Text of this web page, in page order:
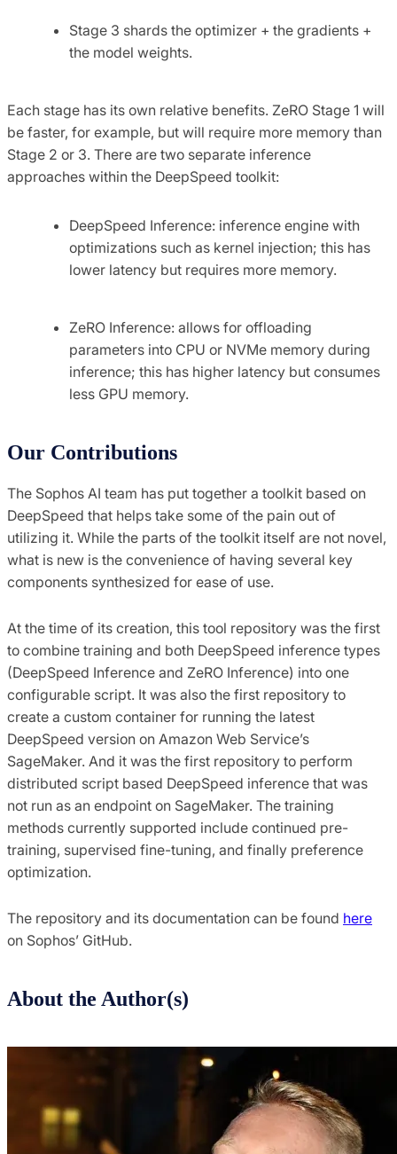
Stage 3 shards the optimizer + the gradients +
the model weights.
Each stage has its own relative benefits. ZeRO Stage 1 will
be faster, for example, but will require more memory than
Stage 2 or 3. There are two separate inference
approaches within the DeepSpeed toolkit:
DeepSpeed Inference: inference engine with
optimizations such as kernel injection; this has
lower latency but requires more memory.
ZeRO Inference: allows for offloading
parameters into CPU or NVMe memory during
inference; this has higher latency but consumes
less GPU memory.
Our Contributions
The Sophos AI team has put together a toolkit based on
DeepSpeed that helps take some of the pain out of
utilizing it. While the parts of the toolkit itself are not novel,
what is new is the convenience of having several key
components synthesized for ease of use.
At the time of its creation, this tool repository was the first
to combine training and both DeepSpeed inference types
(DeepSpeed Inference and ZeRO Inference) into one
configurable script. It was also the first repository to
create a custom container for running the latest
DeepSpeed version on Amazon Web Service’s
SageMaker. And it was the first repository to perform
distributed script based DeepSpeed inference that was
not run as an endpoint on SageMaker. The training
methods currently supported include continued pre-
training, supervised fine-tuning, and finally preference
optimization.
The repository and its documentation can be found here
on Sophos’ GitHub.
About the Author(s)